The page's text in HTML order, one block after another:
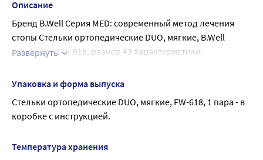
Описание
Бренд B.Well Серия MED: современный метод лечения
стопы Стельки ортопедические DUO, мягкие, B.Well
rehab, арт. FW-618, размер 43 Характеристики:
мягко поддерживает внутренний продольный и
шага
Износостойкая кожа обеспечивает комфорт при
способствует сохранению здоровой кожи ног
Развернуть
Упаковка и форма выпуска
Стельки ортопедические DUO, мягкие, FW-618, 1 пара - в
коробке с инструкцией.
Температура хранения